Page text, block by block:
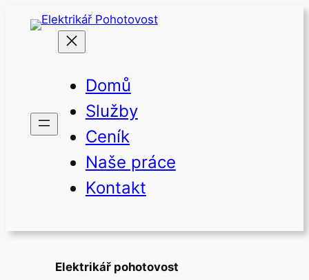
Přeskočit
Domů
Služby
Ceník
Naše práce
Kontakt
Elektrikář pohotovost